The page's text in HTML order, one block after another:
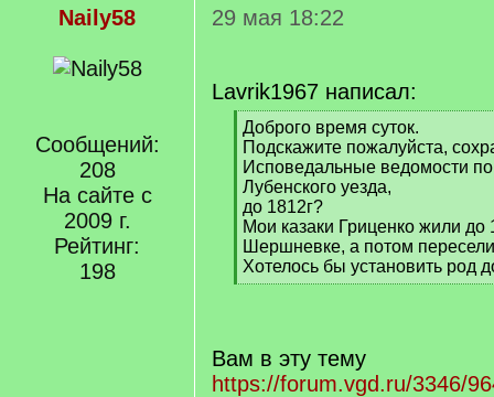
Naily58
Сообщений:
208
На сайте с
2009 г.
Рейтинг:
198
29 мая 18:22
Lavrik1967 написал:
[
q
]
Доброго время суток.
Подскажите пожалуйста,
Исповедальные ведомости
Лубенского уезда,
до 1812г?
Мои казаки Гриценко жили до
Шершневке, а потом
Хотелось бы установить род
[
Вам в эту тему
https://forum.vgd.ru/3346/